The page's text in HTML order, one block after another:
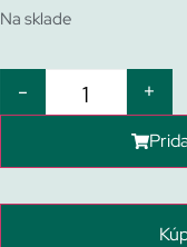
Na sklade
- +